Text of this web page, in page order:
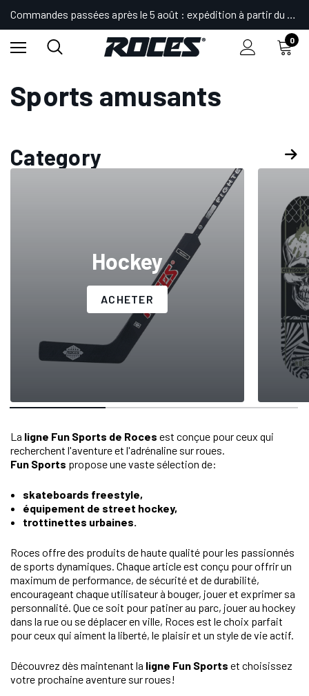
Commandes passées après le 5 août : expédition à partir du 24.
0
Shop Sports amusants
Sports amusants
Category
Hockey
ACHETER
La ligne Fun Sports de Roces est conçue pour ceux qui
recherchent l'aventure et l'adrénaline sur roues.
Fun Sports propose une vaste sélection de:
skateboards freestyle,
équipement de street hockey,
trottinettes urbaines.
Roces offre des produits de haute qualité pour les passionnés
de sports dynamiques. Chaque article est conçu pour offrir un
maximum de performance, de sécurité et de durabilité,
encourageant chaque utilisateur à bouger, jouer et exprimer sa
personnalité. Que ce soit pour patiner au parc, jouer au hockey
dans la rue ou se déplacer en ville, Roces est le choix parfait
pour ceux qui aiment la liberté, le plaisir et un style de vie actif.
Découvrez dès maintenant la ligne Fun Sports et choisissez
votre prochaine aventure sur roues!